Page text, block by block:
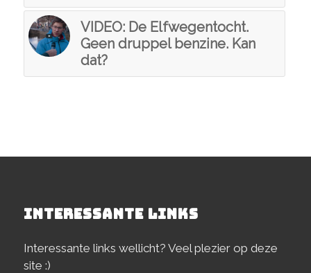
VIDEO: De Elfwegentocht.
Geen druppel benzine. Kan
dat?
INTERESSANTE LINKS
Interessante links wellicht? Veel plezier op deze
site :)